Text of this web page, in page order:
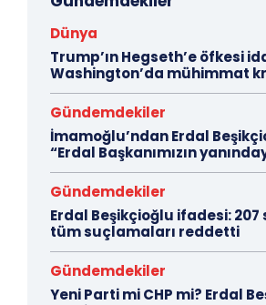
Dünya
Trump’ın Hegseth’e öfkesi
Washington’da mühimmat
Gündemdekiler
İmamoğlu’ndan Erdal
“Erdal Başkanımızın
Gündemdekiler
Erdal Beşikçioğlu ifadesi:
tüm suçlamaları reddetti
Gündemdekiler
Yeni Parti mi CHP mi? Erdal